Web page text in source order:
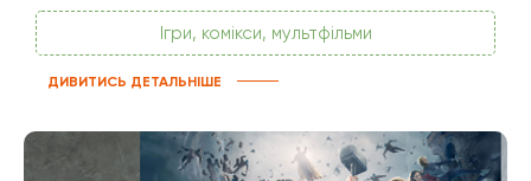
Ігри, комікси, мультфільми
ДИВИТИСЬ ДЕТАЛЬНІШЕ